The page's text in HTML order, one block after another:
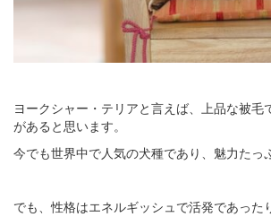
ヨークシャー・テリアと言えば、上品な被毛
があると思います。
今でも世界中で人気の犬種であり、魅力たっ
でも、性格はエネルギッシュで活発であった